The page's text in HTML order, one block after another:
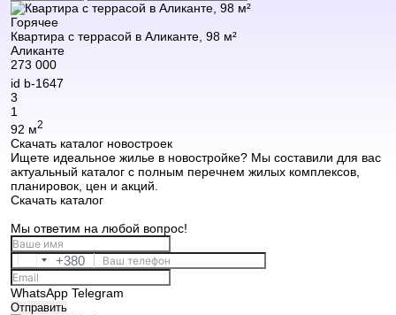
Горячее
Квартира с террасой в Аликанте, 98 м²
Аликанте
273 000
id b-1647
3
1
92 м2
Скачать каталог новостроек
Ищете идеальное жилье в новостройке? Мы составили для вас
актуальный каталог с полным перечнем жилых комплексов,
планировок, цен и акций.
Скачать каталог
Мы ответим на любой вопрос!
Ukraine
+380
+380
WhatsApp Telegram
Отправить